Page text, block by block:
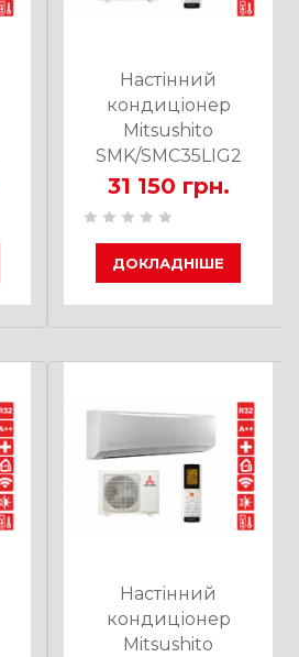
Настінний
кондиціонер
Mitsushito
SMK/SMC35LIG2
31 150 грн.
ДОКЛАДНІШЕ
Настінний
кондиціонер
Mitsushito